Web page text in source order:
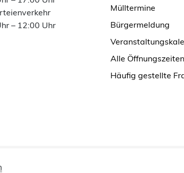
– 12:00 Uhr
Mülltermine
Bürgermeldung
Alle Öffnungszeiten
Häufig gestellte